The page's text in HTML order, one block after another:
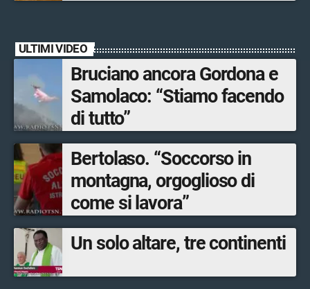
ULTIMI VIDEO
Bruciano ancora Gordona e
Samolaco: “Stiamo facendo
di tutto”
Bertolaso. “Soccorso in
montagna, orgoglioso di
come si lavora”
Un solo altare, tre continenti